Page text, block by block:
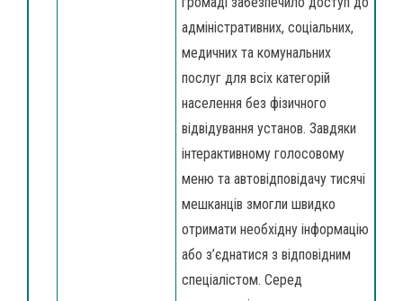
адміністративних, соціальних,
медичних та комунальних
послуг для всіх категорій
населення без фізичного
відвідування установ. Завдяки
інтерактивному голосовому
меню та автовідповідачу тисячі
мешканців змогли швидко
отримати необхідну інформацію
або з’єднатися з відповідним
спеціалістом. Серед